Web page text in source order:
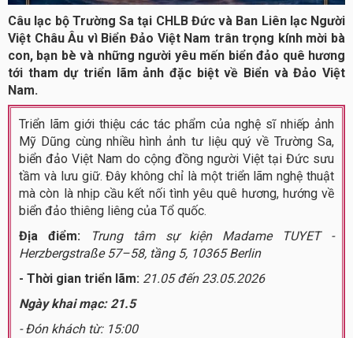
Câu lạc bộ Trường Sa tại CHLB Đức và Ban Liên lạc Người
Việt Châu Âu vì Biển Đảo Việt Nam trân trọng kính mời bà
con, bạn bè và những người yêu mến biển đảo quê hương
tới tham dự triển lãm ảnh đặc biệt về Biển và Đảo Việt
Nam.
Triển lãm giới thiệu các tác phẩm của nghệ sĩ nhiếp ảnh
Mỹ Dũng cùng nhiều hình ảnh tư liệu quý về Trường Sa,
biển đảo Việt Nam do cộng đồng người Việt tại Đức sưu
tầm và lưu giữ. Đây không chỉ là một triển lãm nghệ thuật
mà còn là nhịp cầu kết nối tình yêu quê hương, hướng về
biển đảo thiêng liêng của Tổ quốc.
Địa điểm:
Trung tâm sự kiện Madame TUYET -
Herzbergstraße 57–58, tầng 5, 10365 Berlin
- Thời gian triển lãm: 21.05 đến 23.05.2026
Ngày khai mạc: 21.5
- Đón khách từ: 15:00